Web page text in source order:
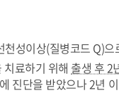
천성이상(질병코드 Q)으
료하기 위해 출생 후 2
진단을 받았으나 2년